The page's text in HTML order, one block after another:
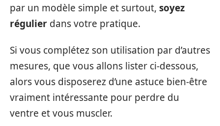
par un modèle simple et surtout, soyez
régulier dans votre pratique.
Si vous complétez son utilisation par d’autres
mesures, que vous allons lister ci-dessous,
alors vous disposerez d’une astuce bien-être
vraiment intéressante pour perdre du
ventre et vous muscler.